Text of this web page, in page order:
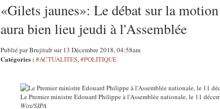
«Gilets jaunes»: Le débat sur la
aura bien lieu jeudi à l'Assemblée
Publié par Brujitafr sur 13 Décembre 2018, 04:58am
Catégories : #ACTUALITES,#POLITIQUE
Le Premier ministre Edouard Philippe à l'Assemblée nationale, le 11
Witt/SIPA